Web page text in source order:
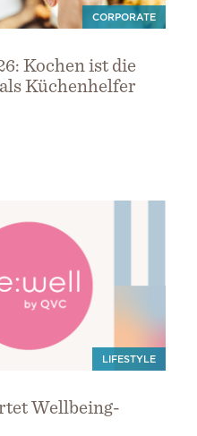
CORPORATE
Kochen ist die
Küchenhelfer
LIFESTYLE
Wellbeing-